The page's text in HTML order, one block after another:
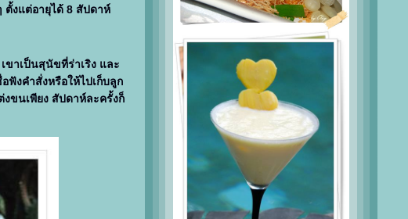
ตั้งแต่อายุได้ 8 สัปดาห์
ขาเป็นสุนัขที่ร่าเริง และ
ฟังคำสั่งหรือให้ไปเก็บลูก
ขนเพียง สัปดาห์ละครั้งก็